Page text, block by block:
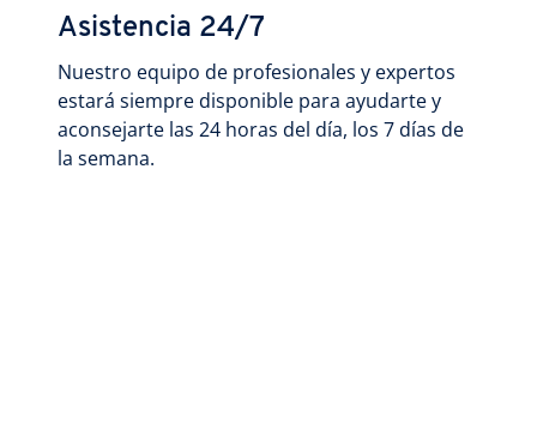
Asistencia 24/7
Nuestro equipo de profesionales y expertos
estará siempre disponible para ayudarte y
aconsejarte las 24 horas del día, los 7 días de
la semana.